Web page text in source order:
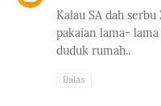
Kalau SA dah
pakaian lama-
duduk rumah..
Balas